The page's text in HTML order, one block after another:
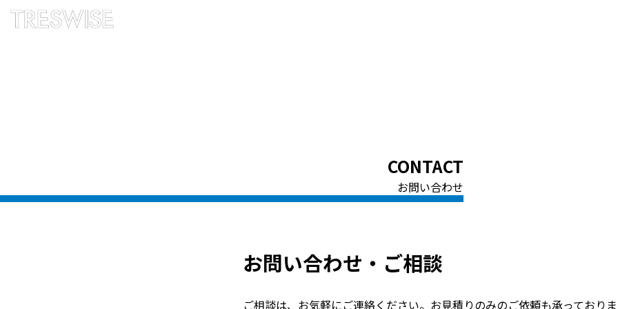
CONTACT
お問い合わせ
お問い合わせ・ご相談
ご相談は、お気軽にご連絡ください。お見積りのみのご依頼も承っており